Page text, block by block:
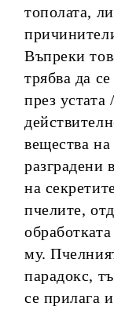
тополата,
Въпреки
трябва да
през
вещества
разградени
на
пчелите,
му.
парадокс,
се прилага